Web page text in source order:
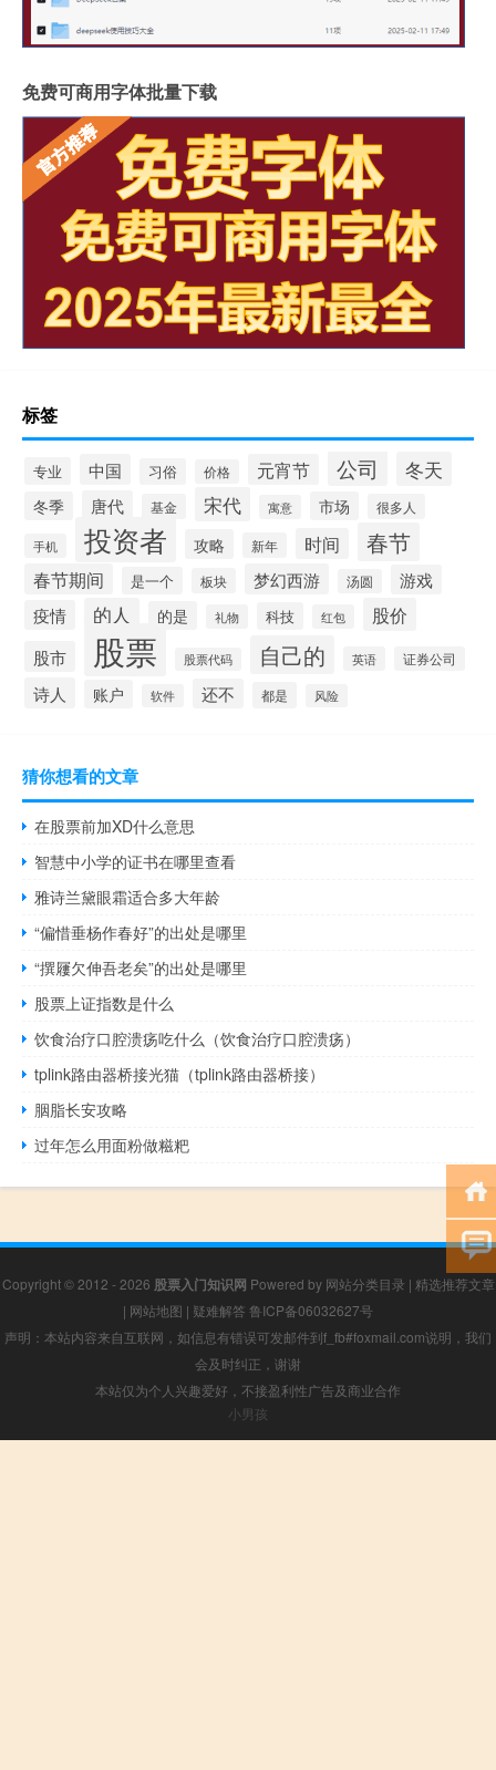
免费可商用字体批量下载
标签
专业 中国 习俗 价格 元宵节 公司 冬天
冬季 唐代 基金 宋代 寓意 市场 很多人
手机 投资者 攻略 新年 时间 春节
春节期间 是一个 板块 梦幻西游 汤圆
游戏
疫情
的人 的是 礼物 科技 红包 股价
股市 股票 股票代码 自己的 英语 证券公司
诗人 账户 软件 还不 都是 风险
猜你想看的文章
在股票前加XD什么意思
智慧中小学的证书在哪里查看
雅诗兰黛眼霜适合多大年龄
“偏惜垂杨作春好”的出处是哪里
“撰屨欠伸吾老矣”的出处是哪里
股票上证指数是什么
饮食治疗口腔溃疡吃什么（饮食治疗口腔溃疡）
tplink路由器桥接光猫（tplink路由器桥接）
胭脂长安攻略
过年怎么用面粉做糍粑
Copyright © 2012 - 2026 股票入门知识网 Powered by 网站分类目录 | 精选推荐文章
| 网站地图 | 疑难解答 鲁ICP备06032627号
声明：本站内容来自互联网，如信息有错误可发邮件到f_fb#foxmail.com说明，我们
会及时纠正，谢谢
本站仅为个人兴趣爱好，不接盈利性广告及商业合作
小男孩